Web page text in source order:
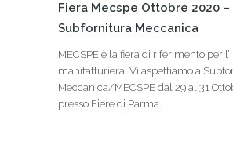
Fiera Mecspe Ottobre 2020 –
Subfornitura Meccanica
MECSPE è la fiera di riferimento per
manifatturiera. Vi aspettiamo a
Meccanica/MECSPE dal 29 al 31
presso Fiere di Parma.